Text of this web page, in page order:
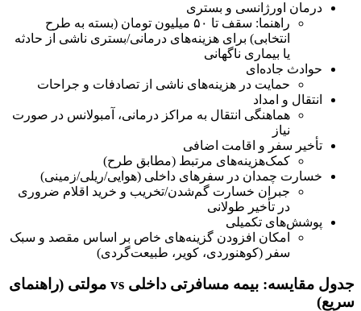
درمان اورژانسی و بستری
راهنما: سقف تا ۵۰ میلیون تومان (بسته به طرح
انتخابی) برای هزینه‌های درمانی/بستری ناشی از حادثه
یا بیماری ناگهانی
حوادث جاده‌ای
حمایت در هزینه‌های ناشی از تصادفات و جراحات
انتقال و امداد
هماهنگی انتقال به مراکز درمانی، آمبولانس در صورت
نیاز
تأخیر سفر و اقامت اضافی
کمک‌هزینه‌های مرتبط (مطابق طرح)
خسارت چمدان در سفرهای داخلی (هوایی/ریلی/زمینی)
جبران خسارت گم‌شدن/تخریب و خرید اقلام ضروری
در تأخیر طولانی
پوشش‌های تکمیلی
امکان افزودن گزینه‌های خاص بر اساس مقصد و سبک
سفر (کوهنوردی، کویر، طبیعت‌گردی)
جدول مقایسه: بیمه مسافرتی داخلی vs مولتی (راهنمای
سریع)